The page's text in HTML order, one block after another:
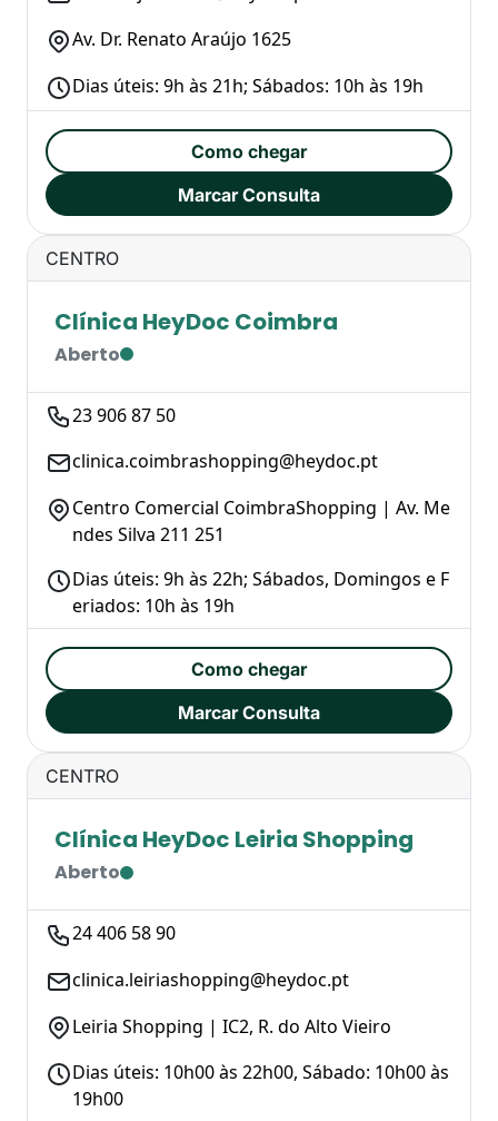
Av. Dr. Renato Araújo 1625
Dias úteis: 9h às 21h; Sábados: 10h às 19h
Como chegar
Marcar Consulta
CENTRO
Clínica HeyDoc Coimbra
Aberto
23 906 87 50
clinica.coimbrashopping@heydoc.pt
Centro Comercial CoimbraShopping | Av. Me
ndes Silva 211 251
Dias úteis: 9h às 22h; Sábados, Domingos e F
eriados: 10h às 19h
Como chegar
Marcar Consulta
CENTRO
Clínica HeyDoc Leiria Shopping
Aberto
24 406 58 90
clinica.leiriashopping@heydoc.pt
Leiria Shopping | IC2, R. do Alto Vieiro
Dias úteis: 10h00 às 22h00, Sábado: 10h00 às
19h00